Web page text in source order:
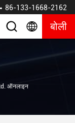
86-133-1668-2162
बोली
ऑनलाइन